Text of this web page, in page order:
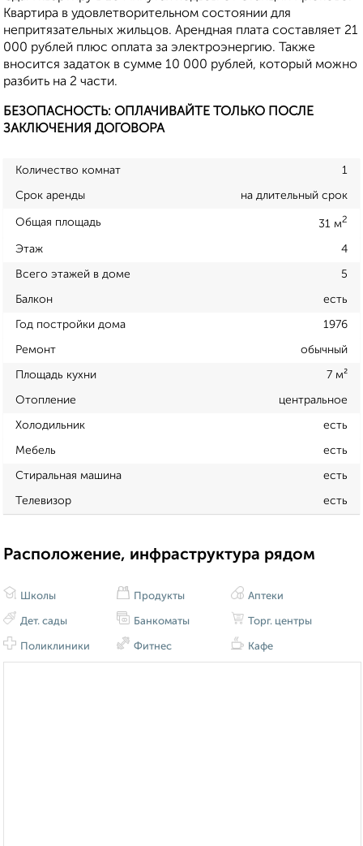
Квартира в удовлетворительном состоянии для
непритязательных жильцов. Арендная плата составляет 21
000 рублей плюс оплата за электроэнергию. Также
вносится задаток в сумме 10 000 рублей, который можно
разбить на 2 части.
БЕЗОПАСНОСТЬ: ОПЛАЧИВАЙТЕ ТОЛЬКО ПОСЛЕ
ЗАКЛЮЧЕНИЯ ДОГОВОРА
Количество комнат 1
Срок аренды на длительный срок
Общая площадь 31 м2
Этаж 4
Всего этажей в доме 5
Балкон есть
Год постройки дома 1976
Ремонт обычный
Площадь кухни 7 м²
Отопление центральное
Холодильник есть
Мебель есть
Стиральная машина есть
Телевизор есть
Расположение, инфраструктура рядом
Школы
Дет. сады
Поликлиники
Продукты
Банкоматы
Фитнес
Аптеки
Торг. центры
Кафе